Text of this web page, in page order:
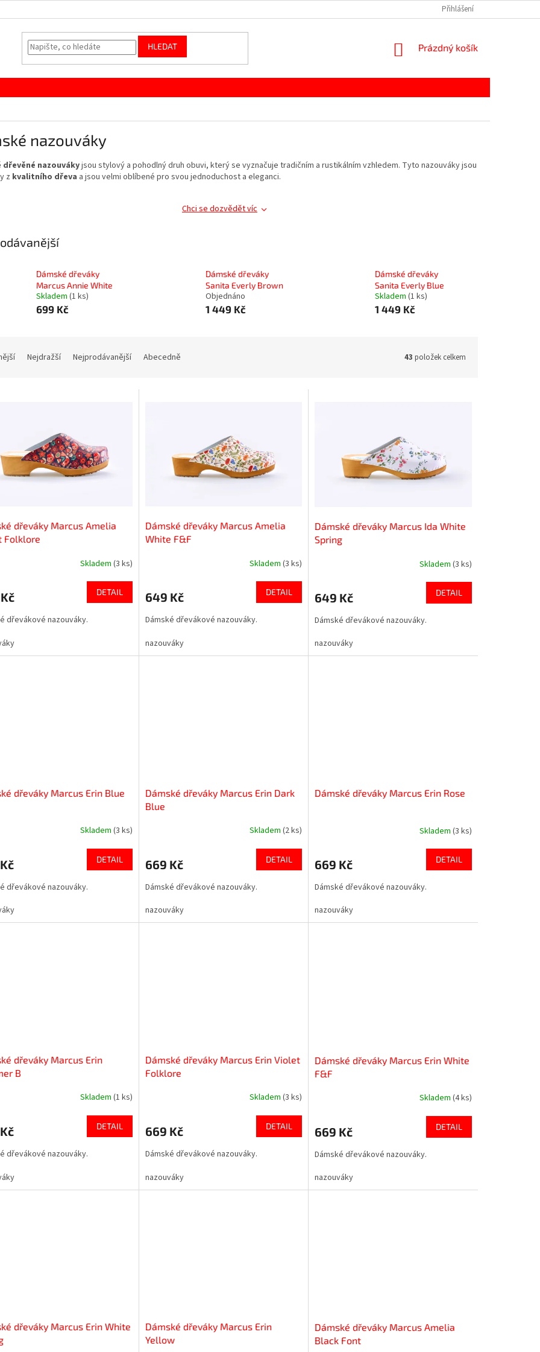
Přihlášení
HLEDAT
NÁKUPNÍ
Prázdný košík
nazouváky
dřevěné nazouvákyjsou stylový a pohodlný druh obuvi, který se vyznačuje tradičním a rustikálním vzhledem. Tyto nazouváky jsou
z kvalitního dřeva a jsou velmi oblíbené pro svou jednoduchost a eleganci.
Chci se dozvědět víc
Dámské dřeváky
Marcus Annie White
Skladem (1 ks)
699 Kč
Dámské dřeváky
Sanita Everly Brown
Objednáno
1 449 Kč
Dámské dřeváky
Sanita Everly Blue
Skladem (1 ks)
1 449 Kč
Nejdražší Nejprodávanější Abecedně 43 položek celkem
dřeváky Marcus Amelia
Folklore
Skladem (3 ks)
DETAIL
dřevákové nazouváky.
Dámské dřeváky Marcus Amelia
White F&F
Skladem (3 ks)
649 Kč DETAIL
Dámské dřevákové nazouváky.
nazouváky
Dámské dřeváky Marcus Ida White
Spring
Skladem (3 ks)
649 Kč DETAIL
Dámské dřevákové nazouváky.
nazouváky
dřeváky Marcus Erin Blue
Skladem (3 ks)
DETAIL
dřevákové nazouváky.
Dámské dřeváky Marcus Erin Dark
Blue
Skladem (2 ks)
669 Kč DETAIL
Dámské dřevákové nazouváky.
nazouváky
Dámské dřeváky Marcus Erin Rose
Skladem (3 ks)
669 Kč DETAIL
Dámské dřevákové nazouváky.
nazouváky
dřeváky Marcus Erin
B
Skladem (1 ks)
DETAIL
dřevákové nazouváky.
Dámské dřeváky Marcus Erin Violet
Folklore
Skladem (3 ks)
669 Kč DETAIL
Dámské dřevákové nazouváky.
nazouváky
Dámské dřeváky Marcus Erin White
F&F
Skladem (4 ks)
669 Kč DETAIL
Dámské dřevákové nazouváky.
nazouváky
dřeváky Marcus Erin White
Dámské dřeváky Marcus Erin
Yellow
Dámské dřeváky Marcus Amelia
Black Font